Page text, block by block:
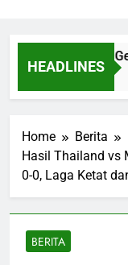
HEADLINES
Monaco vs
Home
Berita
Hasil Thailand vs
0-0, Laga Ketat
BERITA